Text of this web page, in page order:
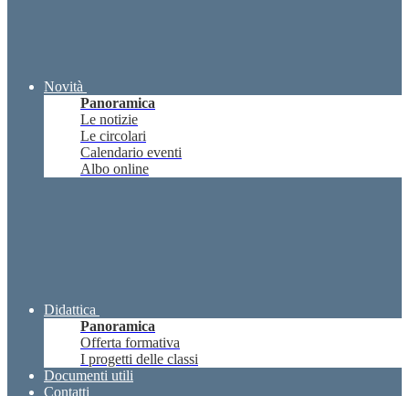
Novità
Panoramica
Le notizie
Le circolari
Calendario eventi
Albo online
Didattica
Panoramica
Offerta formativa
I progetti delle classi
Documenti utili
Contatti